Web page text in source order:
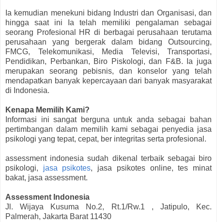
Ia kemudian menekuni bidang Industri dan Organisasi, dan
hingga saat ini Ia telah memiliki pengalaman sebagai
seorang Profesional HR di berbagai perusahaan terutama
perusahaan yang bergerak dalam bidang Outsourcing,
FMCG, Telekomunikasi, Media Televisi, Transportasi,
Pendidikan, Perbankan, Biro Piskologi, dan F&B. Ia juga
merupakan seorang pebisnis, dan konselor yang telah
mendapatkan banyak kepercayaan dari banyak masyarakat
di Indonesia.
Kenapa Memilih Kami?
Informasi ini sangat berguna untuk anda sebagai bahan
pertimbangan dalam memilih kami sebagai penyedia jasa
psikologi yang tepat, cepat, ber integritas serta profesional.
assessment indonesia sudah dikenal terbaik sebagai biro
psikologi, jasa psikotes, jasa psikotes online, tes minat
bakat, jasa assessment.
Assessment Indonesia
Jl. Wijaya Kusuma No.2, Rt.1/Rw.1 , Jatipulo, Kec.
Palmerah, Jakarta Barat 11430